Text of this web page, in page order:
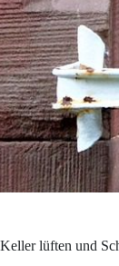
Keller lüften und